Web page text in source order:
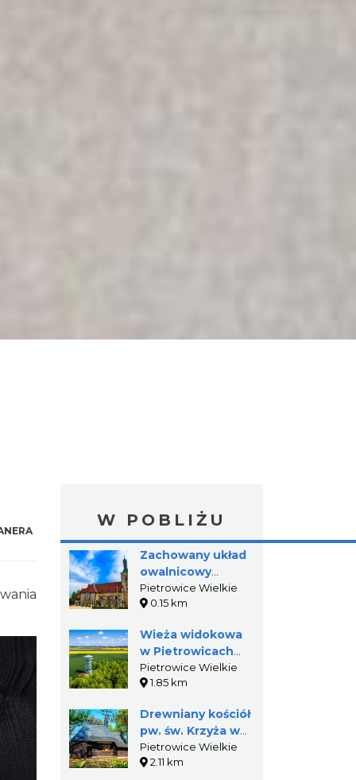
W POBLIŻU
Zachowany układ
owalnicowy
Pietrowic
Wielkich
Pietrowice Wielkie
0.15 km
Wieża widokowa
w Pietrowicach
Wielkich
Pietrowice Wielkie
1.85 km
Drewniany kościół
pw. św. Krzyża w
Pietrowicach
Wielkich
Pietrowice Wielkie
2.11 km